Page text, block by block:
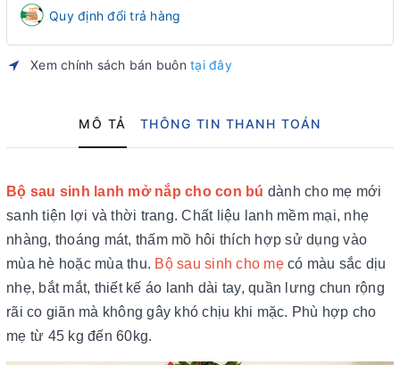
Quy định đổi trả hàng
Xem chính sách bán buôn tại đây
MÔ TẢ THÔNG TIN THANH TOÁN
Bộ sau sinh lanh mở nắp cho con bú dành cho mẹ mới
sanh tiện lợi và thời trang. Chất liệu lanh mềm mại, nhẹ
nhàng, thoáng mát, thấm mồ hôi thích hợp sử dụng vào
mùa hè hoặc mùa thu. Bộ sau sinh cho mẹcó màu sắc dịu
nhẹ, bắt mắt, thiết kế áo lanh dài tay, quần lưng chun rộng
rãi co giãn mà không gây khó chịu khi mặc. Phù hợp cho
mẹ từ 45 kg đến 60kg.